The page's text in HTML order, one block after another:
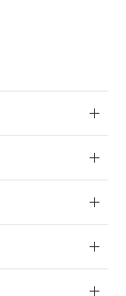
社の製
共同利
明書
ル類４
間は出
備考